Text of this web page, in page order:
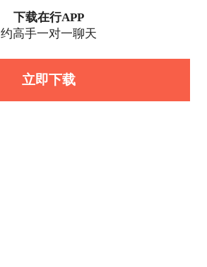
下载在行APP
约高手一对一聊天
立即下载